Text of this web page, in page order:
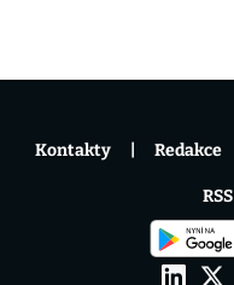
Kontakty Redakce
RSS